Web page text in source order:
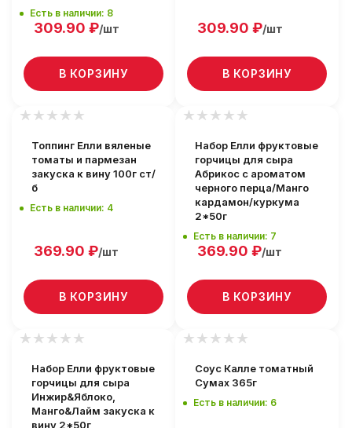
Есть в наличии: 8
309.90 ₽/шт
В КОРЗИНУ
309.90 ₽/шт
В КОРЗИНУ
Топпинг Елли вяленые
томаты и пармезан
закуска к вину 100г ст/
б
Есть в наличии: 4
369.90 ₽/шт
В КОРЗИНУ
Набор Елли фруктовые
горчицы для сыра
Абрикос с ароматом
черного перца/Манго
кардамон/куркума
2*50г
Есть в наличии: 7
369.90 ₽/шт
В КОРЗИНУ
Набор Елли фруктовые
горчицы для сыра
Инжир&Яблоко,
Манго&Лайм закуска к
вину 2*50г
Соус Калле томатный
Сумах 365г
Есть в наличии: 6